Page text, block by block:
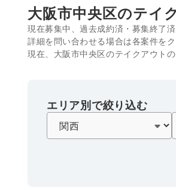
大阪市中央区のテイ
現在募集中、過去成約済・募集終了
詳細を問い合わせる場合は各案件を
現在、大阪市中央区のテイクアウト
エリア別で絞り込む